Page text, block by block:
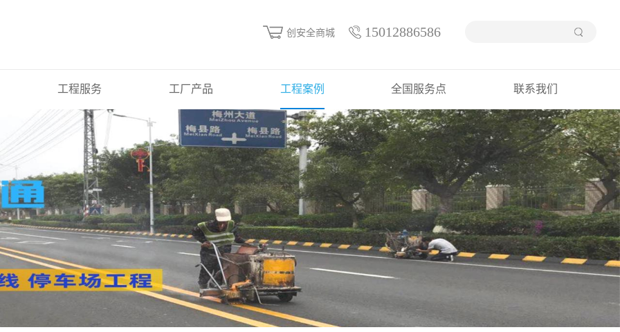
创安全商城 15012886586
工程服务 工厂产品 工程案例 全国服务点 联系我们